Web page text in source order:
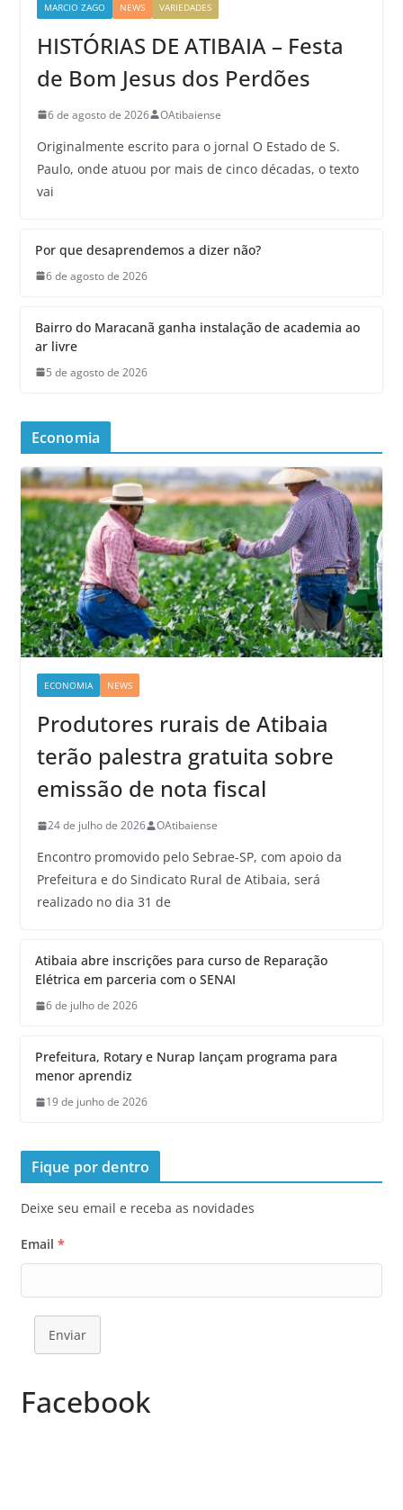
MARCIO ZAGO NEWS VARIEDADES
HISTÓRIAS DE ATIBAIA – Festa
de Bom Jesus dos Perdões
6 de agosto de 2026 OAtibaiense
Originalmente escrito para o jornal O Estado de S.
Paulo, onde atuou por mais de cinco décadas, o texto
vai
Por que desaprendemos a dizer não?
6 de agosto de 2026
Bairro do Maracanã ganha instalação de academia ao
ar livre
5 de agosto de 2026
Economia
ECONOMIA NEWS
Produtores rurais de Atibaia
terão palestra gratuita sobre
emissão de nota fiscal
24 de julho de 2026 OAtibaiense
Encontro promovido pelo Sebrae-SP, com apoio da
Prefeitura e do Sindicato Rural de Atibaia, será
realizado no dia 31 de
Atibaia abre inscrições para curso de Reparação
Elétrica em parceria com o SENAI
6 de julho de 2026
Prefeitura, Rotary e Nurap lançam programa para
menor aprendiz
19 de junho de 2026
Fique por dentro
Deixe seu email e receba as novidades
Email *
Enviar
Facebook